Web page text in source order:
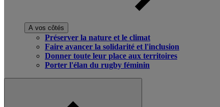
A vos côtés
Préserver la nature et le climat
Faire avancer la solidarité et l'inclusion
Donner toute leur place aux territoires
Porter l'élan du rugby féminin